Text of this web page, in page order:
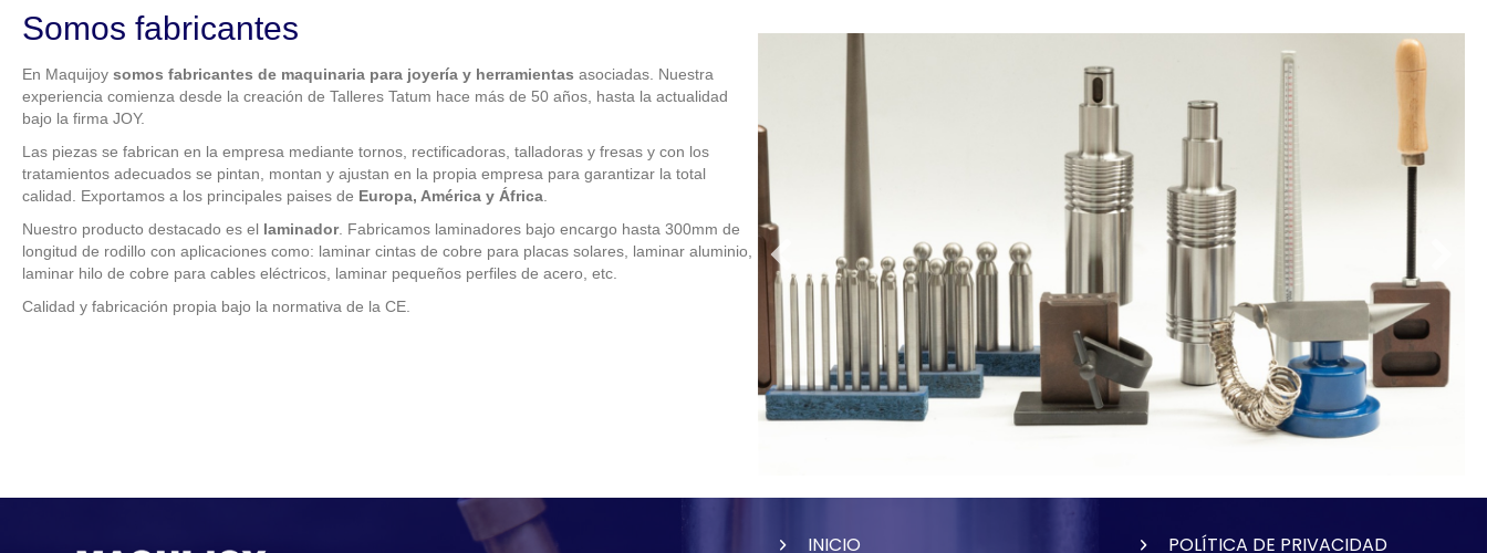
Somos fabricantes
En Maquijoy somos fabricantes de maquinaria para joyería y herramientas asociadas. Nuestra
experiencia comienza desde la creación de Talleres Tatum hace más de 50 años, hasta la actualidad
bajo la firma JOY.
Las piezas se fabrican en la empresa mediante tornos, rectificadoras, talladoras y fresas y con los
tratamientos adecuados se pintan, montan y ajustan en la propia empresa para garantizar la total
calidad. Exportamos a los principales paises de Europa, América y África.
Nuestro producto destacado es el laminador. Fabricamos laminadores bajo encargo hasta 300mm de
longitud de rodillo con aplicaciones como: laminar cintas de cobre para placas solares, laminar aluminio,
laminar hilo de cobre para cables eléctricos, laminar pequeños perfiles de acero, etc.
Calidad y fabricación propia bajo la normativa de la CE.
INICIO POLÍTICA DE PRIVACIDAD